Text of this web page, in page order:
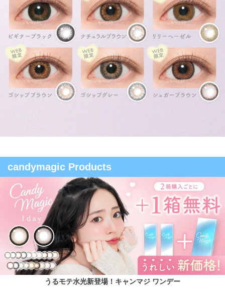
candymagic Products
うるモテ水光新登場！キャンマジ ワンデー